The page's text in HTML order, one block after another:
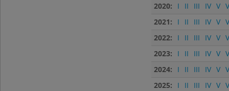
2020:
I II III IV V
2021:
I II III IV V
2022:
I II III IV V
2023:
I II III IV V
2024:
I II III IV V
2025:
I II III IV V